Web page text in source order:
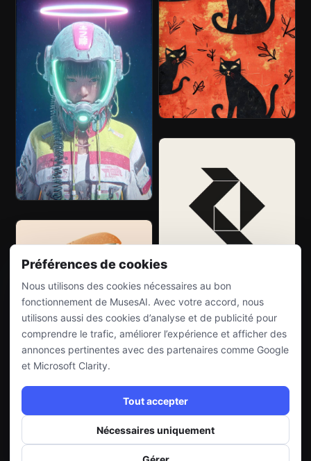
Préférences de cookies
Nous utilisons des cookies nécessaires au bon
fonctionnement de MusesAI. Avec votre accord, nous
utilisons aussi des cookies d’analyse et de publicité pour
comprendre le trafic, améliorer l’expérience et afficher des
annonces pertinentes avec des partenaires comme Google
et Microsoft Clarity.
Tout accepter
Nécessaires uniquement